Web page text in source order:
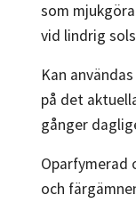
som
vid lindrig
Kan
på det
gånger
Oparfymerad
och